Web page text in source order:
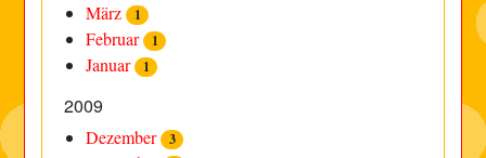
März 1
Februar 1
Januar 1
2009
Dezember 3